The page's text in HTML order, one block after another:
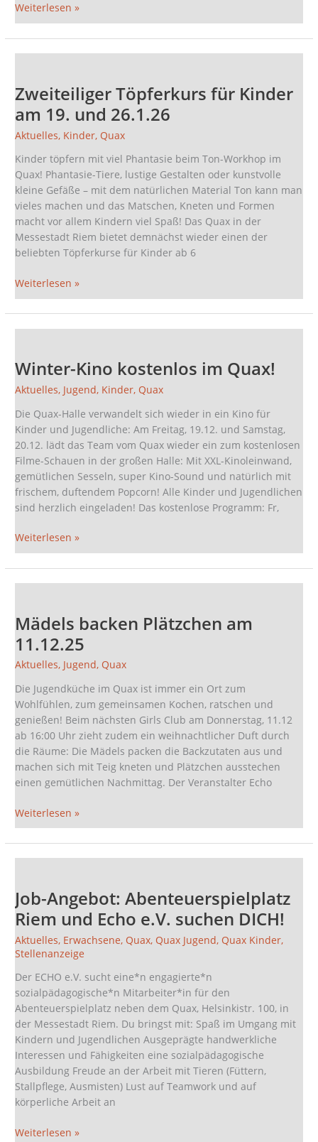
Weiterlesen »
Zweiteiliger Töpferkurs für Kinder
am 19. und 26.1.26
Aktuelles, Kinder, Quax
Kinder töpfern mit viel Phantasie beim Ton-Workhop im
Quax! Phantasie-Tiere, lustige Gestalten oder kunstvolle
kleine Gefäße – mit dem natürlichen Material Ton kann man
vieles machen und das Matschen, Kneten und Formen
macht vor allem Kindern viel Spaß! Das Quax in der
Messestadt Riem bietet demnächst wieder einen der
beliebten Töpferkurse für Kinder ab 6
für
am
19.
und
26.1.26
Weiterlesen »
Winter-Kino kostenlos im Quax!
Aktuelles, Jugend, Kinder, Quax
Die Quax-Halle verwandelt sich wieder in ein Kino für
Kinder und Jugendliche: Am Freitag, 19.12. und Samstag,
20.12. lädt das Team vom Quax wieder ein zum kostenlosen
Filme-Schauen in der großen Halle: Mit XXL-Kinoleinwand,
gemütlichen Sesseln, super Kino-Sound und natürlich mit
frischem, duftendem Popcorn! Alle Kinder und Jugendlichen
sind herzlich eingeladen! Das kostenlose Programm: Fr,
kostenlos
Quax!
Weiterlesen »
Mädels backen Plätzchen am
11.12.25
Aktuelles, Jugend, Quax
Die Jugendküche im Quax ist immer ein Ort zum
Wohlfühlen, zum gemeinsamen Kochen, ratschen und
genießen! Beim nächsten Girls Club am Donnerstag, 11.12
ab 16:00 Uhr zieht zudem ein weihnachtlicher Duft durch
die Räume: Die Mädels packen die Backzutaten aus und
machen sich mit Teig kneten und Plätzchen ausstechen
einen gemütlichen Nachmittag. Der Veranstalter Echo
Plätzchen
am
11.12.25
Weiterlesen »
Job-Angebot: Abenteuerspielplatz
Riem und Echo e.V. suchen DICH!
Aktuelles, Erwachsene, Quax, Quax Jugend, Quax Kinder,
Stellenanzeige
Der ECHO e.V. sucht eine*n engagierte*n
sozialpädagogische*n Mitarbeiter*in für den
Abenteuerspielplatz neben dem Quax, Helsinkistr. 100, in
der Messestadt Riem. Du bringst mit: Spaß im Umgang mit
Kindern und Jugendlichen Ausgeprägte handwerkliche
Interessen und Fähigkeiten eine sozialpädagogische
Ausbildung Freude an der Arbeit mit Tieren (Füttern,
Stallpflege, Ausmisten) Lust auf Teamwork und auf
körperliche Arbeit an
Abenteuerspielplatz
Riem
und
Echo
e.V.
suchen
DICH!
Weiterlesen »